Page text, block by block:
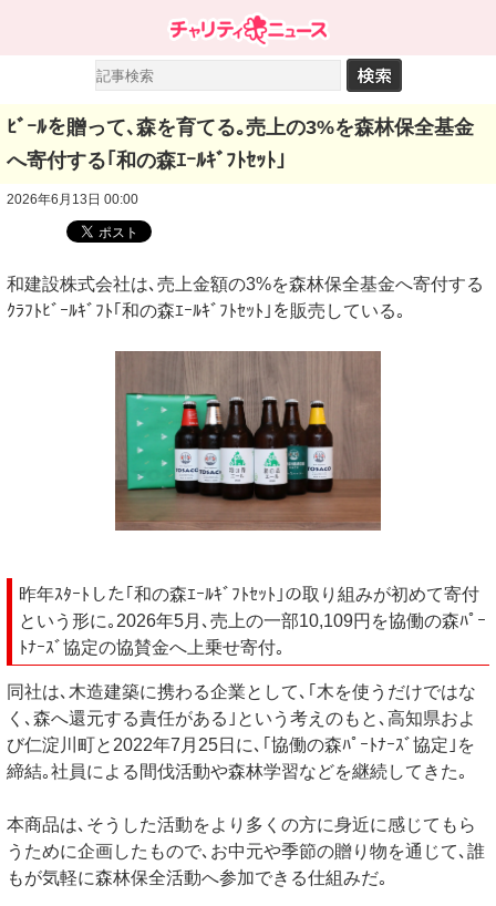
ﾋﾞｰﾙを贈って､森を育てる｡売上の3%を森林保全基金
へ寄付する｢和の森ｴｰﾙｷﾞﾌﾄｾｯﾄ｣
2026年6月13日 00:00
和建設株式会社は､売上金額の3%を森林保全基金へ寄付する
ｸﾗﾌﾄﾋﾞｰﾙｷﾞﾌﾄ｢和の森ｴｰﾙｷﾞﾌﾄｾｯﾄ｣を販売している｡
昨年ｽﾀｰﾄした｢和の森ｴｰﾙｷﾞﾌﾄｾｯﾄ｣の取り組みが初めて寄付
という形に｡2026年5月､売上の一部10,109円を協働の森ﾊﾟｰ
ﾄﾅｰｽﾞ協定の協賛金へ上乗せ寄付｡
同社は､木造建築に携わる企業として､｢木を使うだけではな
く､森へ還元する責任がある｣という考えのもと､高知県およ
び仁淀川町と2022年7月25日に､｢協働の森ﾊﾟｰﾄﾅｰｽﾞ協定｣を
締結｡社員による間伐活動や森林学習などを継続してきた｡
本商品は､そうした活動をより多くの方に身近に感じてもら
うために企画したもので､お中元や季節の贈り物を通じて､誰
もが気軽に森林保全活動へ参加できる仕組みだ｡